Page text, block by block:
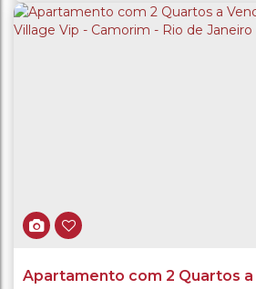
Apartamento com 2 Quartos a